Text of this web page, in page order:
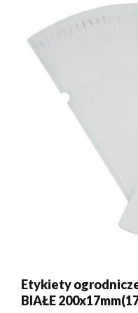
Etykiety
BIAŁE